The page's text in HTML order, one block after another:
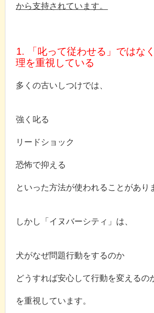
から支持されています。
1. 「叱って従わせる」ではな
理を重視している
多くの古いしつけでは、
強く叱る
リードショック
恐怖で抑える
といった方法が使われることがあり
しかし「イヌバーシティ」は、
犬がなぜ問題行動をするのか
どうすれば安心して行動を変えるの
を重視しています。